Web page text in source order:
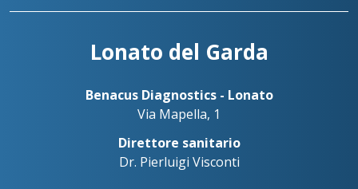
Lonato del Garda
Benacus Diagnostics - Lonato
Via Mapella, 1
Direttore sanitario
Dr. Pierluigi Visconti